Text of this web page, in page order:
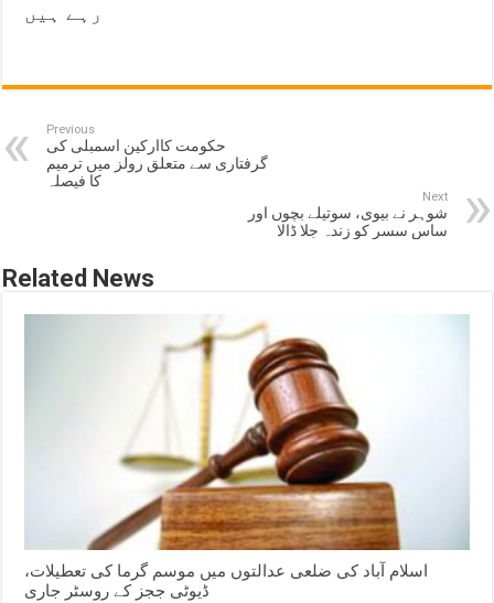
رہے ہیں
Previous
حکومت کاارکین اسمبلی کی
گرفتاری سے متعلق رولز میں ترمیم
کا فیصلہ
Next
شوہر نے بیوی، سوتیلے بچوں اور
ساس سسر کو زندہ جلا ڈالا
Related News
اسلام آباد کی ضلعی عدالتوں میں موسم گرما کی تعطیلات،
ڈیوٹی ججز کے روسٹر جاری